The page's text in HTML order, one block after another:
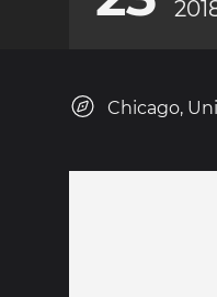
Chicago,